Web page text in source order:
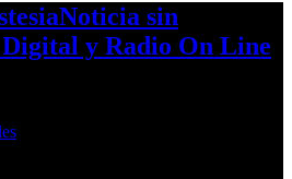
Noticia sin
y Radio On Line